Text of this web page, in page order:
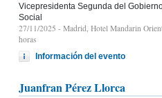
Vicepresidenta Segunda del
Social
27/11/2025 - Madrid, Hotel Mandarin
horas
Información del evento
Juanfran Pérez Llorca